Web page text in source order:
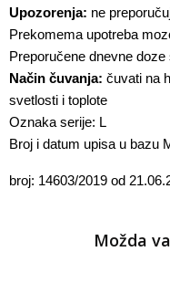
Upozorenja: ne
Prekomema upotreba
Preporučene dnevne
Način čuvanja: čuvati na
svetlosti i toplote
Oznaka serije: L
Broj i datum upisa u bazu
broj: 14603/2019 od
Možda